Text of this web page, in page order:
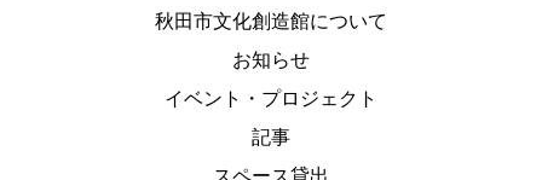
秋田市文化創造館について
お知らせ
イベント・プロジェクト
記事